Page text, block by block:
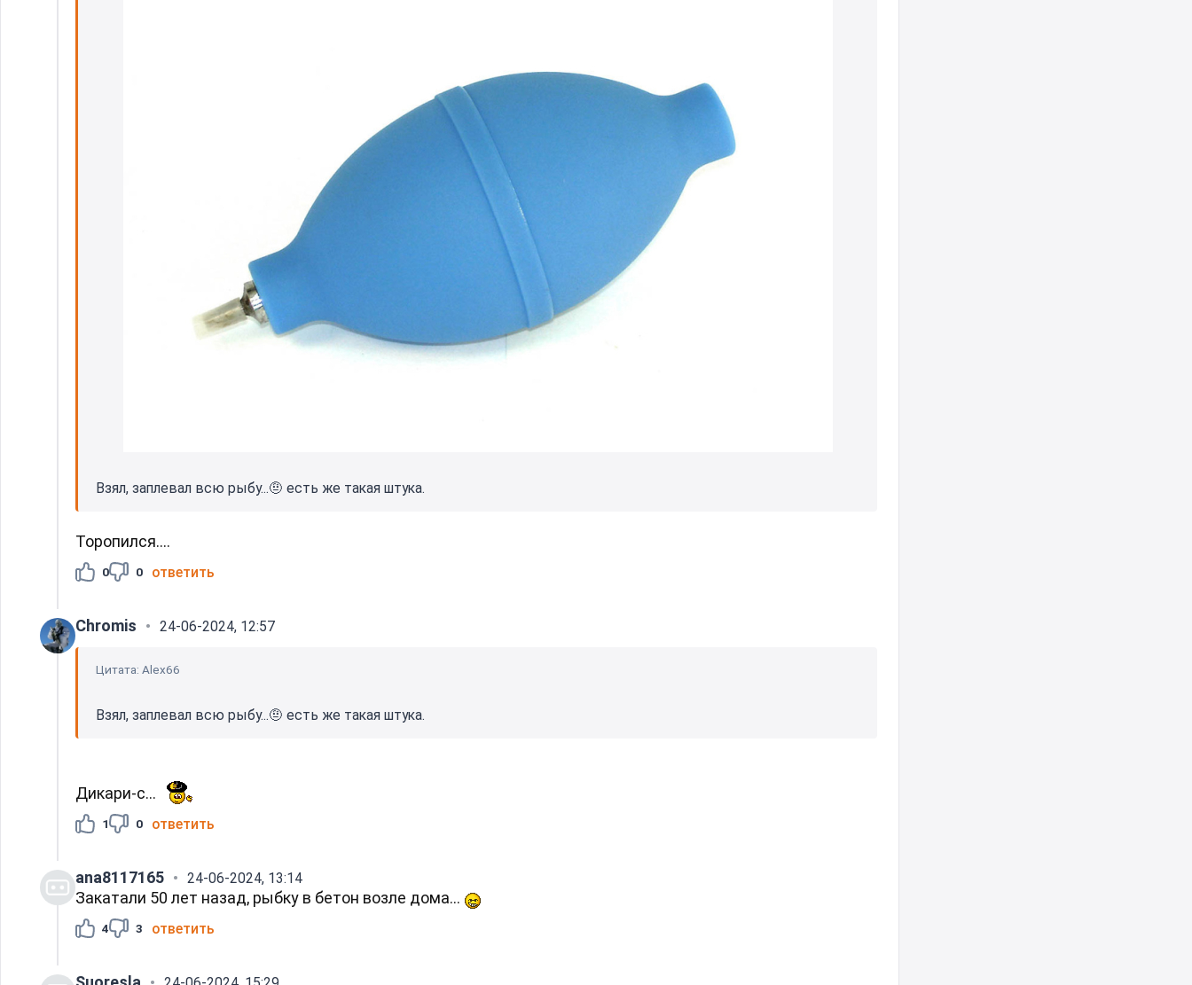
Взял, заплевал всю рыбу...🤨 есть же такая штука.
Торопился....
0 0 ответить
Chromis 24-06-2024, 12:57
Цитата: Alex66
Взял, заплевал всю рыбу...🤨 есть же такая штука.
Дикари-с...
1 0 ответить
ana8117165 24-06-2024, 13:14
Закатали 50 лет назад, рыбку в бетон возле дома...
4 3 ответить